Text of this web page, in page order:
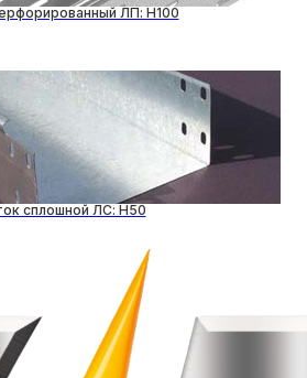
ЛП: H100
сплошной ЛС: H50